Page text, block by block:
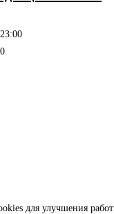
для улучшения